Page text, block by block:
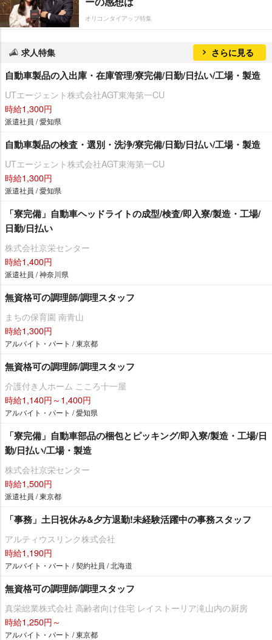
オリコンタイアップ特集
求人特集 さらに見る
自動車製品の入出庫・在庫管理/寮完備/日勤/日払い/工場・製造
UTエージェント株式会社AGT東海第一CU
時給1,300円
派遣社員 / 愛知県
自動車製品の検査・選別・洗浄/寮完備/日勤/日払い/工場・製造
UTエージェント株式会社AGT東海第一CU
時給1,300円
派遣社員 / 愛知県
「寮完備」自動車ヘッドライトの成型/検査/即入寮/製造・工場/
日勤/日払い
株式会社京栄センター
時給1,400円
派遣社員 / 神奈川県
無資格可の調理師/調理スタッフ
まちの保育園 南青山
時給1,300円
アルバイト・パート / 東京都
無資格可の調理師/調理スタッフ
介護付き人ホーム こころ十一屋
時給1,140円～1,400円
アルバイト・パート / 愛知県
「寮完備」自動車部品の梱包とピッキング/即入寮/製造・工場/日
勤/日払い/工場・製造
株式会社京栄センター
時給1,500円
派遣社員 / 東京都
「事務」土日祝休み&夕方退勤!未経験活躍中の事務スタッフ
アルティウスリンク株式会社
時給1,190円
アルバイト・パート / 契約社員 / 北海道
無資格可の調理師/調理スタッフ
真栄総業株式会社 高齢者向け住宅 レイストーリア滝山内の厨房
時給1,250円～
アルバイト・パート / 東京都